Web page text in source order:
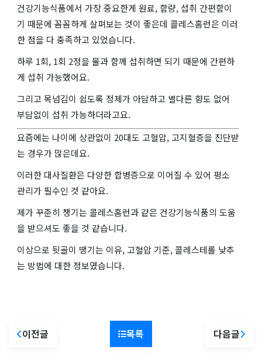
건강기능식품에서 가장 중요한게 원료, 함량, 섭취 간편함이
기 때문에 꼼꼼하게 살펴보는 것이 좋은데 콜레스홈런은 이러
한 점을 다 충족하고 있었습니다.
하루 1회, 1회 2정을 물과 함께 섭취하면 되기 때문에 간편하
게 섭취 가능했어요.
그리고 목넘김이 쉽도록 정제가 아담하고 별다른 향도 없어
부담없이 섭취 가능하더라고요.
요즘에는 나이에 상관없이 20대도 고혈압, 고지혈증을 진단받
는 경우가 많은데요.
이러한 대사질환은 다양한 합병증으로 이어질 수 있어 평소
관리가 필수인 것 같아요.
제가 꾸준히 챙기는 콜레스홈런과 같은 건강기능식품의 도움
을 받으셔도 좋을 것 같습니다.
이상으로 뒷골이 땡기는 이유, 고혈압 기준, 콜레스테롤 낮추
는 방법에 대한 정보였습니다.
이전글 목록 다음글